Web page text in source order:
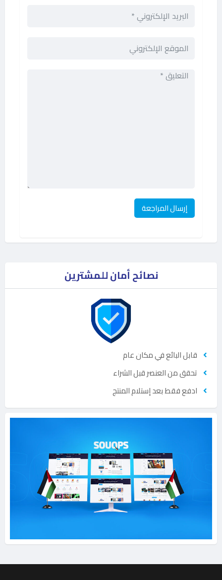
نصائح أمان للمشترين
قابل البائع في مكان عام
تحقق من العنصر قبل الشراء
ادفع فقط بعد إستلام المنتج